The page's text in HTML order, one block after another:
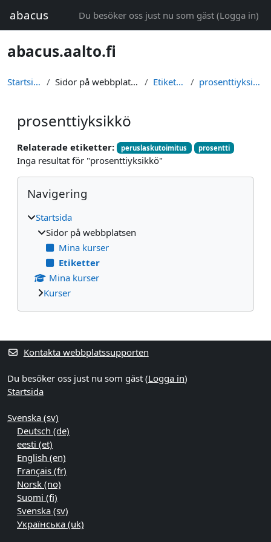
abacus Du besöker oss just nu som gäst (Logga in)
abacus.aalto.fi
Startsida Sidor på webbplatsen Etiketter prosenttiyksikkö
prosenttiyksikkö
Relaterade etiketter: peruslaskutoimitus prosentti
Inga resultat för "prosenttiyksikkö"
Block
Hoppa över Navigering
Navigering
Startsida
Sidor på webbplatsen
Mina kurser
Etiketter
Mina kurser
Kurser
Kompletterande block
Kontakta webbplatssupporten
Du besöker oss just nu som gäst (Logga in)
Startsida
Svenska ‎(sv)‎
Deutsch ‎(de)‎
eesti ‎(et)‎
English ‎(en)‎
Français ‎(fr)‎
Norsk ‎(no)‎
Suomi ‎(fi)‎
Svenska ‎(sv)‎
Українська ‎(uk)‎